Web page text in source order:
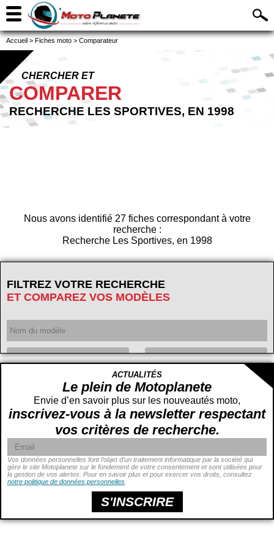
Accueil > Fiches moto > Comparateur
CHERCHER ET
COMPARER
RECHERCHE LES SPORTIVES, EN 1998
Nous avons identifié 27 fiches correspondant à votre
recherche :
Recherche Les Sportives, en 1998
FILTREZ VOTRE RECHERCHE
ET COMPAREZ VOS MODÈLES
Cylindrée
cc
Puissance
ch -
Prix
cm -
ACTUALITÉS
Le plein de Motoplanete
Envie d’en savoir plus sur les nouveautés moto,
inscrivez-vous à la newsletter respectant
vos critères de recherche.
Vos données personnelles font l’objet d’un traitement informatique par la société qui
gère le site Motoplanete sur le fondement de votre consentement et sont utilisées pour
la gestion de vos alertes. Pour en savoir plus et pour exercer vos droits, consultez
notre politique de données personnelles
S'INSCRIRE